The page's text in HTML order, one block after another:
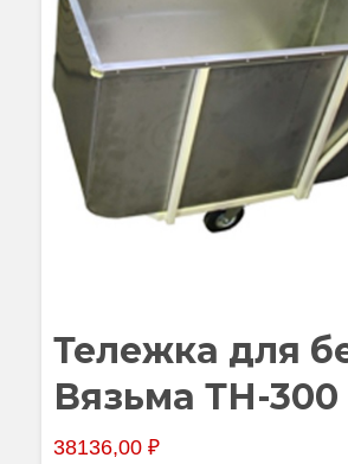
Тележка для
Вязьма ТН-300
38136,00 ₽